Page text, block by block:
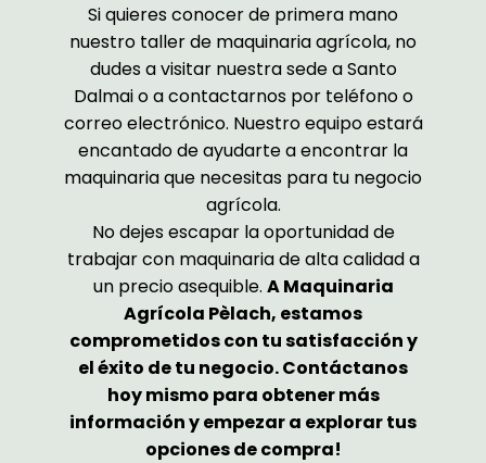
Si quieres conocer de primera mano
nuestro taller de maquinaria agrícola, no
dudes a visitar nuestra sede a Santo
Dalmai o a contactarnos por teléfono o
correo electrónico. Nuestro equipo estará
encantado de ayudarte a encontrar la
maquinaria que necesitas para tu negocio
agrícola.
No dejes escapar la oportunidad de
trabajar con maquinaria de alta calidad a
un precio asequible. A Maquinaria
Agrícola Pèlach, estamos
comprometidos con tu satisfacción y
el éxito de tu negocio. Contáctanos
hoy mismo para obtener más
información y empezar a explorar tus
opciones de compra!